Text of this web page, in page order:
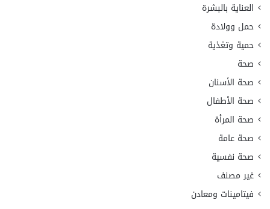
العناية بالبشرة
حمل وولادة
حمية وتغذية
صحة
صحة الأسنان
صحة الأطفال
صحة المرأة
صحة عامة
صحة نفسية
غير مصنف
فيتامينات ومعادن